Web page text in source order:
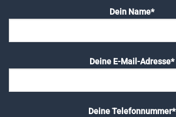
Dein Name*
Deine E-Mail-Adresse*
Deine Telefonnummer*